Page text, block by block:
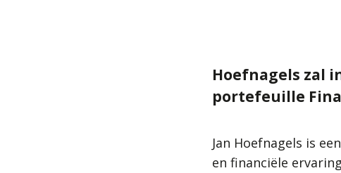
Hoefnagels zal
portefeuille
Jan Hoefnagels is
en financiële